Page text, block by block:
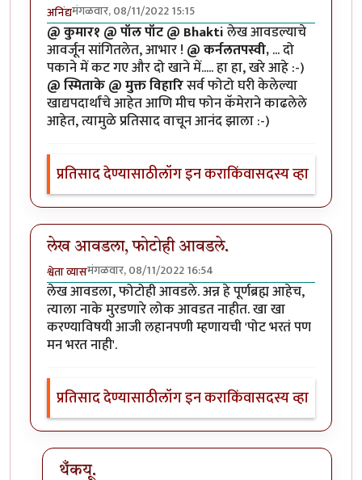
अनिंद्यमंगळवार, 08/11/2022 15:15
@ कुमार१ @ पॉल पॉट @ Bhaktiलेख आवडल्याचे
आवर्जून सांगितलेत, आभार ! @ कर्नलतपस्वी,... दो
पकाने में कट गए और दो खाने में..... हा हा, खरे आहे :-)
@ स्मिताके @ मुक्त विहारिसर्व फोटो घरी केलेल्या
खाद्यपदार्थांचे आहेत आणि मीच फोन कॅमेराने काढलेले
आहेत, त्यामुळे प्रतिसाद वाचून आनंद झाला :-)
प्रतिसाद देण्यासाठीलॉग इन कराकिंवासदस्य व्हा
लेख आवडला, फोटोही आवडले.
श्वेता व्यासमंगळवार, 08/11/2022 16:54
लेख आवडला, फोटोही आवडले. अन्न हे पूर्णब्रह्म आहेच,
त्याला नाके मुरडणारे लोक आवडत नाहीत. खा खा
करण्याविषयी आजी लहानपणी म्हणायची 'पोट भरतं पण
मन भरत नाही'.
प्रतिसाद देण्यासाठीलॉग इन कराकिंवासदस्य व्हा
थँकयू.